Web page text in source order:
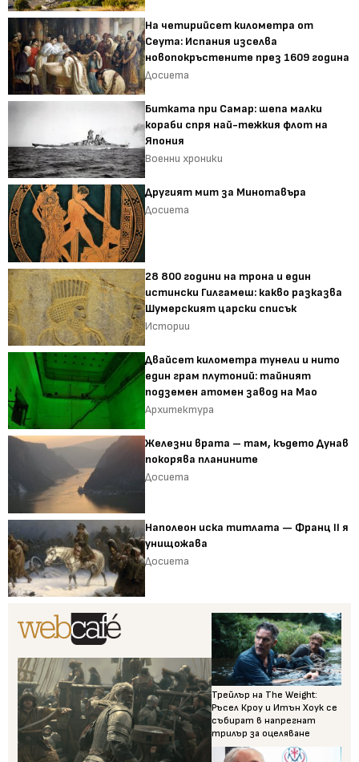
На четирийсет километра от
Сеута: Испания изселва
новопокръстените през 1609 година
Досиета
Битката при Самар: шепа малки
кораби спря най-тежкия флот на
Япония
Военни хроники
Другият мит за Минотавъра
Досиета
28 800 години на трона и един
истински Гилгамеш: какво разказва
Шумерският царски списък
Истории
Двайсет километра тунели и нито
един грам плутоний: тайният
подземен атомен завод на Мао
Архитектура
Железни врата – там, където Дунав
покорява планините
Досиета
Наполеон иска титлата — Франц II я
унищожава
Досиета
Трейлър на The Weight:
Ръсел Кроу и Итън Хоук се
събират в напрегнат
трилър за оцеляване